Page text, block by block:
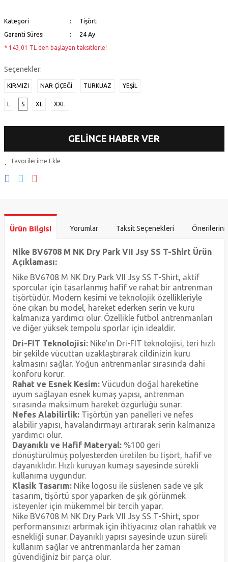
Kategori
Tişört
Garanti Süresi
24 Ay
* 143,01 TL den başlayan taksitlerle!
Seçenekler:
KIRMIZI NAR ÇIÇEĞI TURKUAZ YEŞİL
L S XL XXL
GELİNCE HABER VER
Ürün Bilgisi Yorumlar Taksit Seçenekleri
Nike BV6708 M NK Dry Park VII Jsy SS T-Shirt Ürün
Açıklaması:
Nike BV6708 M NK Dry Park VII Jsy SS T-Shirt, aktif
sporcular için tasarlanmış hafif ve rahat bir antrenman
tişörtüdür. Modern kesimi ve teknolojik özellikleriyle
öne çıkan bu model, hareket ederken serin ve kuru
kalmanıza yardımcı olur. Özellikle futbol antrenmanları
ve diğer yüksek tempolu sporlar için idealdir.
Dri-FIT Teknolojisi:Nike'ın Dri-FIT teknolojisi, teri hızlı
bir şekilde vücuttan uzaklaştırarak cildinizin kuru
kalmasını sağlar. Yoğun antrenmanlar sırasında dahi
konforu korur.
Rahat ve Esnek Kesim:Vücudun doğal hareketine
uyum sağlayan esnek kumaş yapısı, antrenman
sırasında maksimum hareket özgürlüğü sunar.
Nefes Alabilirlik:Tişörtün yan panelleri ve nefes
alabilir yapısı, havalandırmayı artırarak serin kalmanıza
yardımcı olur.
Dayanıklı ve Hafif Materyal:%100 geri
dönüştürülmüş polyesterden üretilen bu tişört, hafif ve
dayanıklıdır. Hızlı kuruyan kumaşı sayesinde sürekli
kullanıma uygundur.
Klasik Tasarım:Nike logosu ile süslenen sade ve şık
tasarım, tişörtü spor yaparken de şık görünmek
isteyenler için mükemmel bir tercih yapar.
Nike BV6708 M NK Dry Park VII Jsy SS T-Shirt, spor
performansınızı artırmak için ihtiyacınız olan rahatlık ve
esnekliği sunar. Dayanıklı yapısı sayesinde uzun süreli
kullanım sağlar ve antrenmanlarda her zaman
güvendiğiniz bir parça olur.